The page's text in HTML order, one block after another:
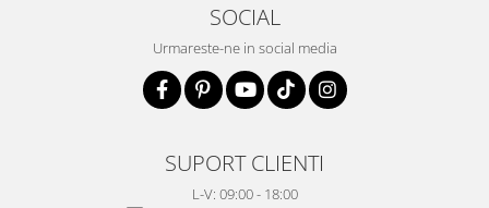
SOCIAL
Urmareste-ne in social media
SUPORT CLIENTI
L-V: 09:00 - 18:00